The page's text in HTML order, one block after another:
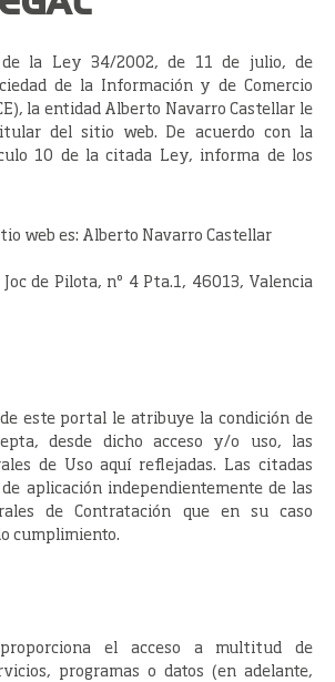
de la Ley 34/2002, de 11 de julio, de
de la Información y de Comercio
la entidad Alberto Navarro Castellar le
del sitio web. De acuerdo con la
10 de la citada Ley, informa de los
web es: Alberto Navarro Castellar
Joc de Pilota, nº 4 Pta.1, 46013, Valencia
este portal le atribuye la condición de
desde dicho acceso y/o uso, las
de Uso aquí reflejadas. Las citadas
aplicación independientemente de las
de Contratación que en su caso
cumplimiento.
el acceso a multitud de
programas o datos (en adelante,